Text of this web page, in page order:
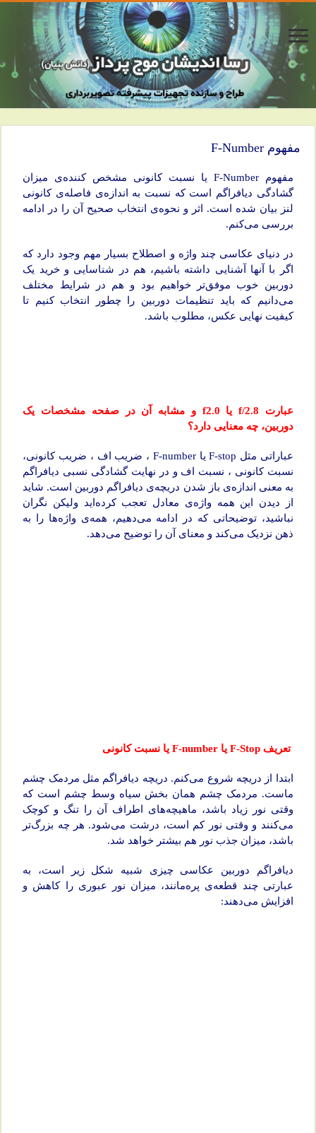
مفهوم F-Number
مفهوم F-Number یا نسبت کانونی مشخص کننده‌ی میزان
گشادگی دیافراگم است که نسبت به اندازه‌ی فاصله‌ی کانونی
لنز بیان شده است. اثر و نحوه‌ی انتخاب صحیح آن را در ادامه
بررسی می‌کنم.
در دنیای عکاسی چند واژه و اصطلاح بسیار مهم وجود دارد که
اگر با آنها آشنایی داشته باشیم، هم در شناسایی و خرید یک
دوربین خوب موفق‌تر خواهیم بود و هم در شرایط مختلف
می‌دانیم که باید تنظیمات دوربین را چطور انتخاب کنیم تا
کیفیت نهایی عکس، مطلوب باشد.
عبارت f/2.8 یا f2.0 و مشابه آن در صفحه مشخصات یک
دوربین، چه معنایی دارد؟
عباراتی مثل F-stop یا F-number ، ضریب اف ، ضریب کانونی،
نسبت کانونی ، نسبت اف و در نهایت گشادگی نسبی دیافراگم
به معنی اندازه‌ی باز شدن دریچه‌ی دیافراگم دوربین است. شاید
از دیدن این همه واژه‌ی معادل تعجب کرده‌اید ولیکن نگران
نباشید، توضیحاتی که در ادامه می‌دهیم، همه‌ی واژه‌ها را به
ذهن نزدیک می‌کند و معنای آن را توضیح می‌دهد.
تعریف F-Stop یا F-number یا نسبت کانونی
ابتدا از دریچه شروع می‌کنم. دریچه دیافراگم مثل مردمک چشم
ماست. مردمک چشم همان بخش سیاه وسط چشم است که
وقتی نور زیاد باشد، ماهیچه‌های اطراف آن را تنگ و کوچک
می‌کنند و وقتی نور کم است، درشت می‌شود. هر چه بزرگ‌تر
باشد، میزان جذب نور هم بیشتر خواهد شد.
دیافراگم دوربین عکاسی چیزی شبیه شکل زیر است، به
عبارتی چند قطعه‌ی پره‌مانند، میزان نور عبوری را کاهش و
افزایش می‌دهند: